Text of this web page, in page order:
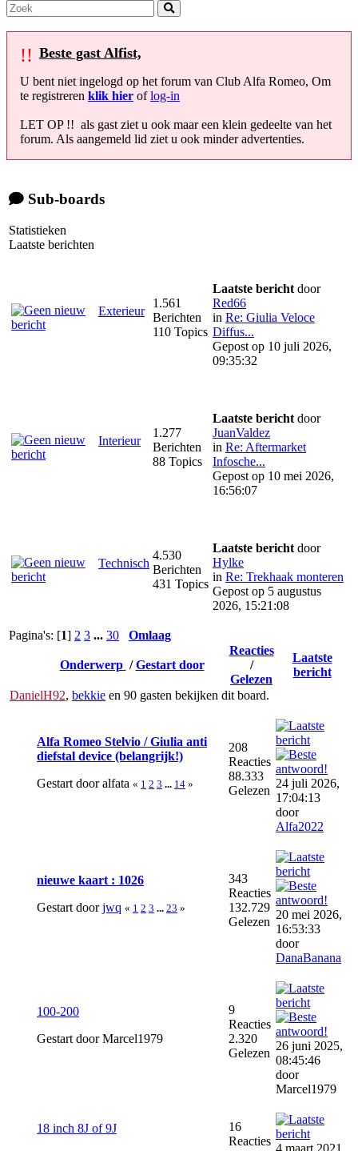
!! Beste gast Alfist,
U bent niet ingelogd op het forum van Club Alfa Romeo, Om
te registreren klik hier oflog-in
LET OP !! als gast ziet u ook maar een klein gedeelte van het
forum. Als aangemeld lid ziet u ook minder advertenties.
Sub-boards
Statistieken
Laatste berichten
Exterieur
1.561
Berichten
110 Topics
Laatste bericht door
Red66
in Re: Giulia Veloce
Diffus...
Gepost op 10 juli 2026,
09:35:32
Interieur
1.277
Berichten
88 Topics
Laatste bericht door
JuanValdez
in Re: Aftermarket
Infosche...
Gepost op 10 mei 2026,
16:56:07
Technisch
4.530
Berichten
431 Topics
Laatste bericht door
Hylke
in Re: Trekhaak monteren
Gepost op 5 augustus
2026, 15:21:08
Pagina's: [1] 2 3 ... 30 Omlaag
Onderwerp /Gestart door
Reacties
/
Gelezen
Laatste
bericht
DanielH92, bekkie en 90 gasten bekijken dit board.
Alfa Romeo Stelvio / Giulia anti
diefstal device (belangrijk!)
Gestart door alfata « 1 2 3 ... 14 »
208
Reacties
88.333
Gelezen
24 juli 2026,
17:04:13
door
Alfa2022
nieuwe kaart : 1026
Gestart doorjwq « 1 2 3 ... 23 »
343
Reacties
132.729
Gelezen
20 mei 2026,
16:53:33
door
DanaBanana
100-200
Gestart door Marcel1979
9
Reacties
2.320
Gelezen
26 juni 2025,
08:45:46
door
Marcel1979
18 inch 8J of 9J
16
Reacties
4 maart 2021,